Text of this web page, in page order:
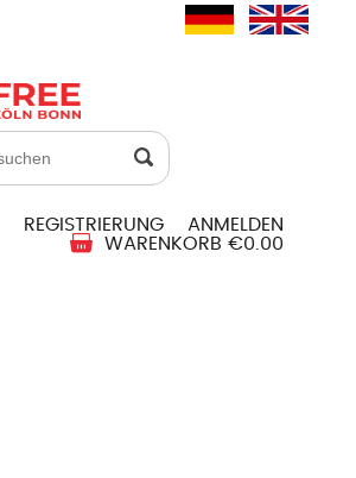
REGISTRIERUNG
ANMELDEN
WARENKORB €0.00